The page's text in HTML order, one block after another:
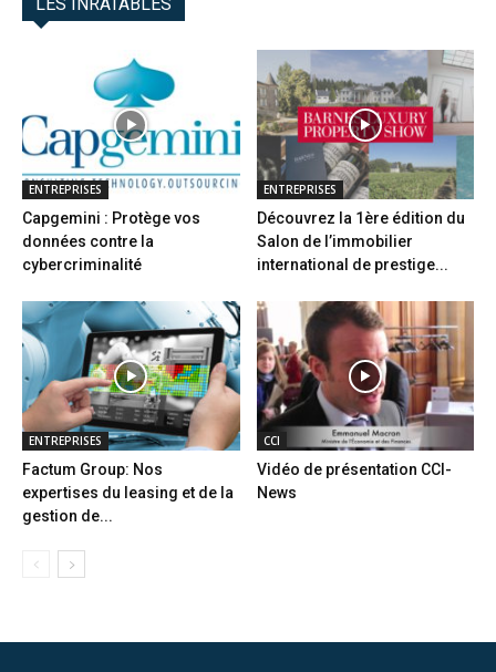
ENTREPRISES
Capgemini : Protège vos
données contre la
cybercriminalité
ENTREPRISES
Découvrez la 1ère édition du
Salon de l’immobilier
international de prestige...
ENTREPRISES
Factum Group: Nos
expertises du leasing et de la
gestion de...
CCI
Vidéo de présentation CCI-
News